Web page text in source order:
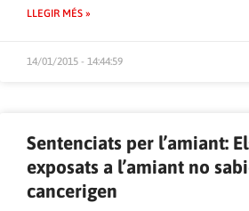
LLEGIR MÉS »
14/01/2015 - 14:44:59
Sentenciats per l’amiant:
exposats a l’amiant no
cancerigen